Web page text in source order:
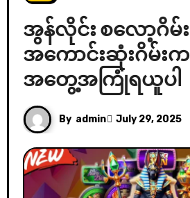
အွန်လိုင်း စလော့ဂိမ်း
အကောင်းဆုံးဂိမ်းက
အတွေ့အကြုံရယူပါ
By admin July 29, 2025